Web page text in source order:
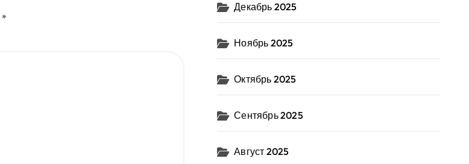
*
Декабрь 2025
Ноябрь 2025
Октябрь 2025
Сентябрь 2025
Август 2025